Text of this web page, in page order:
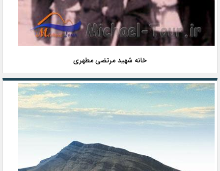
خانه شهید مرتضی مطهری